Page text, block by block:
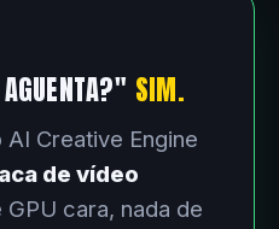
SIM.
Creative Engine
de vídeo
GPU cara, nada de